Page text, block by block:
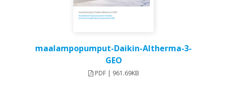
maalampopumput-Daikin-Altherma-3-
GEO
PDF | 961.69KB